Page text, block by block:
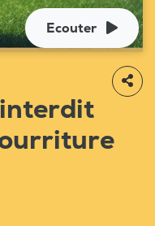
Ecouter